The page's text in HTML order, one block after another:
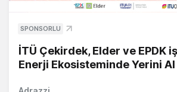
SPONSORLU
İTÜ Çekirdek, Elder ve EPDK
Enerji Ekosisteminde Yerini Al